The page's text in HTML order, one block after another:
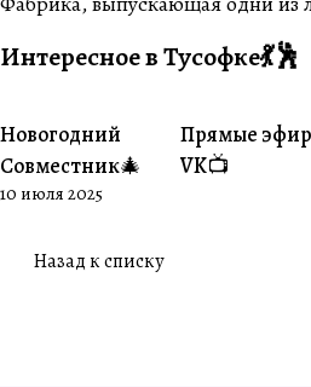
Интересное в Тусофке💃🕺
#Совместники
Новогодний
Совместник🎄
10 июля 2025
#Житуха
Прямые
VK📺
Назад к списку